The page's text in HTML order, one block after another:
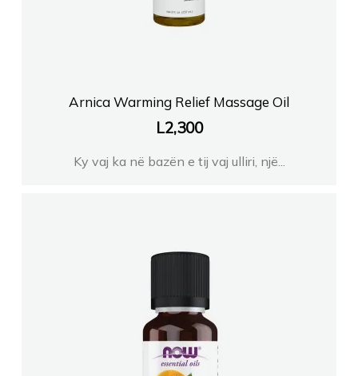
Arnica Warming Relief Massage Oil
L2,300
Ky vaj ka në bazën e tij vaj ulliri, një...